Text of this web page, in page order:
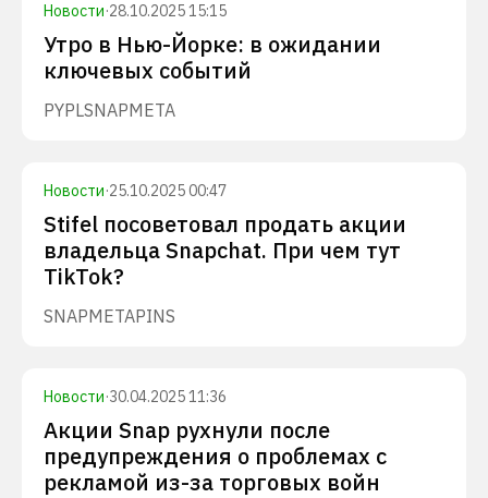
Новости·28.10.2025 15:15
Утро в Нью-Йорке: в ожидании
ключевых событий
PYPLSNAPMETA
Новости·25.10.2025 00:47
Stifel посоветовал продать акции
владельца Snapchat. При чем тут
TikTok?
SNAPMETAPINS
Новости·30.04.2025 11:36
Акции Snap рухнули после
предупреждения о проблемах с
рекламой из-за торговых войн